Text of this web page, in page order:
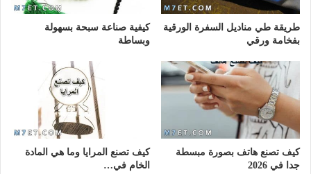
طريقة طي مناديل السفرة الورقية
بفخامة ورقي
كيفية صناعة سبحة بسهولة
وبساطة
كيف تصنع هاتف بصورة مبسطة
جدا في 2026
كيف تصنع المرايا وما هي المادة
الخام في…